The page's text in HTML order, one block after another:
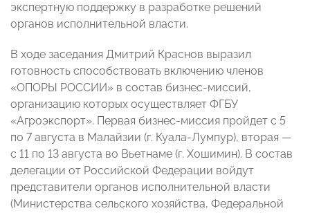
экспертную поддержку в разработке решений
органов исполнительной власти.
В ходе заседания Дмитрий Краснов выразил
готовность способствовать включению членов
«ОПОРЫ РОССИИ» в состав бизнес-миссий,
организацию которых осуществляет ФГБУ
«Агроэкспорт». Первая бизнес-миссия пройдет с 5
по 7 августа в Малайзии (г. Куала-Лумпур), вторая —
с 11 по 13 августа во Вьетнаме (г. Хошимин). В состав
делегации от Российской Федерации войдут
представители органов исполнительной власти
(Министерства сельского хозяйства, Федеральной